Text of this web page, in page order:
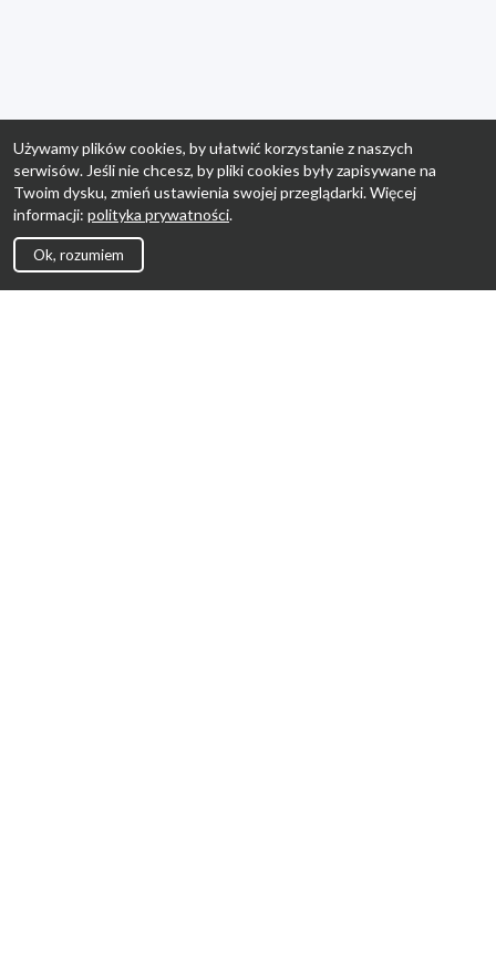
Używamy plików cookies, by ułatwić korzystanie z naszych
serwisów. Jeśli nie chcesz, by pliki cookies były zapisywane na
Twoim dysku, zmień ustawienia swojej przeglądarki. Więcej
informacji: polityka prywatności.
Ok, rozumiem